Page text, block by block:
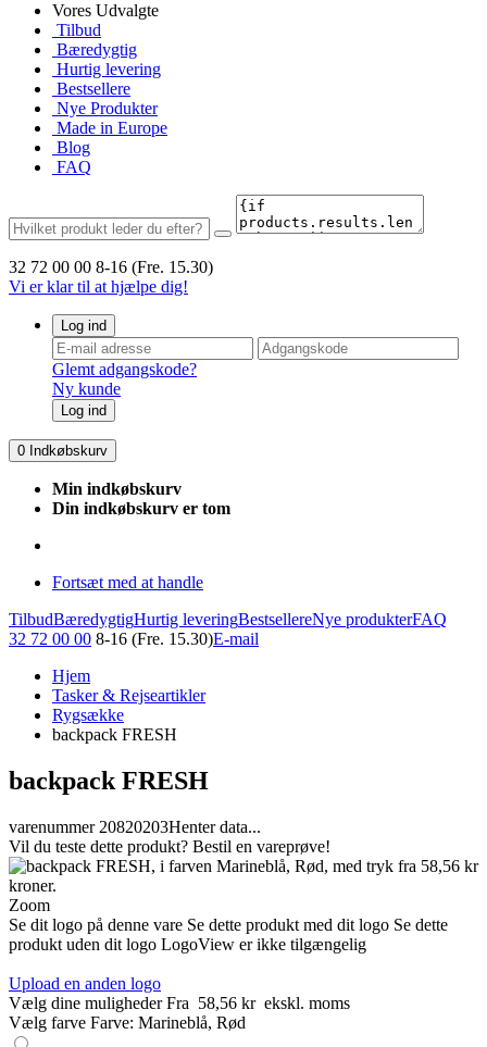
Vores Udvalgte
Tilbud
Bæredygtig
Hurtig levering
Bestsellere
Nye Produkter
Made in Europe
Blog
FAQ
32 72 00 00 8-16 (Fre. 15.30)
Vi er klar til at hjælpe dig!
Log ind
Glemt adgangskode?
Ny kunde
Log ind
0 Indkøbskurv
Min indkøbskurv
Din indkøbskurv er tom
Fortsæt med at handle
TilbudBæredygtigHurtig leveringBestsellereNye produkterFAQ
32 72 00 00 8-16 (Fre. 15.30)E-mail
Hjem
Tasker & Rejseartikler
Rygsække
backpack FRESH
backpack FRESH
varenummer 20820203Henter data...
Vil du teste dette produkt? Bestil en vareprøve!
Zoom
Se dit logo på denne vare Se dette produkt med dit logo Se dette
produkt uden dit logo LogoView er ikke tilgængelig
Upload en anden logo
Vælg dine muligheder Fra 58,56 kr ekskl. moms
Vælg farve Farve: Marineblå, Rød